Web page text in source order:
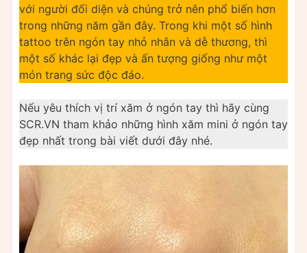
với người đối diện và chúng trở nên phổ biến hơn
trong những năm gần đây. Trong khi một số hình
tattoo trên ngón tay nhỏ nhắn và dễ thương, thì
một số khác lại đẹp và ấn tượng giống như một
món trang sức độc đáo.
Nếu yêu thích vị trí xăm ở ngón tay thì hãy cùng
SCR.VN tham khảo những hình xăm mini ở ngón tay
đẹp nhất trong bài viết dưới đây nhé.